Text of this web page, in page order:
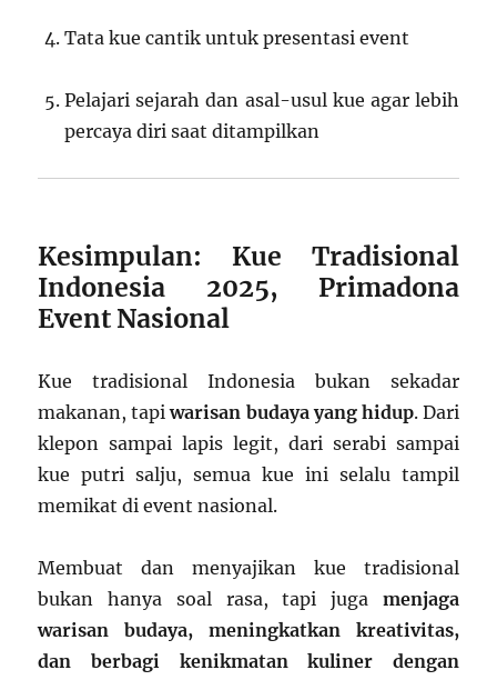
Tata kue cantik untuk presentasi event
Pelajari sejarah dan asal-usul kue agar lebih
percaya diri saat ditampilkan
Kesimpulan: Kue Tradisional
Indonesia 2025, Primadona
Event Nasional
Kue tradisional Indonesia bukan sekadar
makanan, tapiwarisan budaya yang hidup. Dari
klepon sampai lapis legit, dari serabi sampai
kue putri salju, semua kue ini selalu tampil
memikat di event nasional.
Membuat dan menyajikan kue tradisional
bukan hanya soal rasa, tapi juga menjaga
warisan budaya, meningkatkan kreativitas,
dan berbagi kenikmatan kuliner dengan